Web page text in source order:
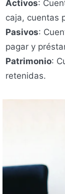
Activos:
caja, cuentas
Pasivos:
pagar y
Patrimonio:
retenidas.